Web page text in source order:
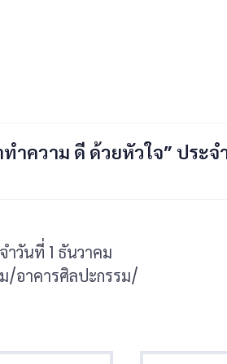
ำความ ดี ด้วยหัวใจ” ประจ
ำวันที่ 1 ธันวาคม
/อาคารศิลปะกรรม/